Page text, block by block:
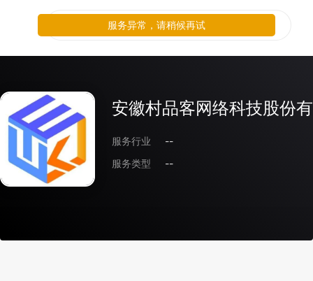
安徽村品客网络科技股份
服务行业
--
服务类型
--
服务异常，请稍候再试